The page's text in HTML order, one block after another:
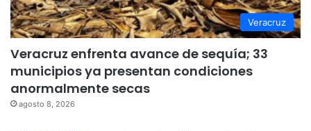
Veracruz
Veracruz enfrenta avance de sequía; 33
municipios ya presentan condiciones
anormalmente secas
agosto 8, 2026